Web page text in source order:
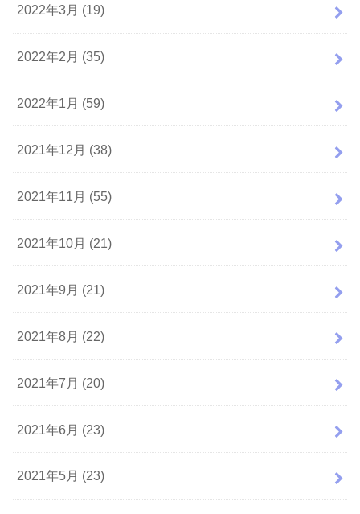
2022年3月 (19)
2022年2月 (35)
2022年1月 (59)
2021年12月 (38)
2021年11月 (55)
2021年10月 (21)
2021年9月 (21)
2021年8月 (22)
2021年7月 (20)
2021年6月 (23)
2021年5月 (23)